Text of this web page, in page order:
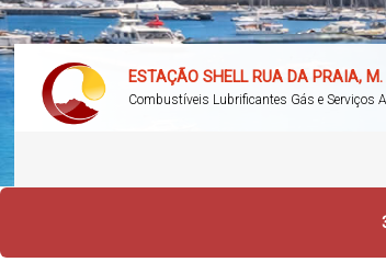
ESTAÇÃO SHELL RUA DA PRAIA,
Combustíveis Lubrificantes Gás e Serviços